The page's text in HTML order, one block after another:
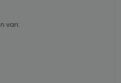
van: